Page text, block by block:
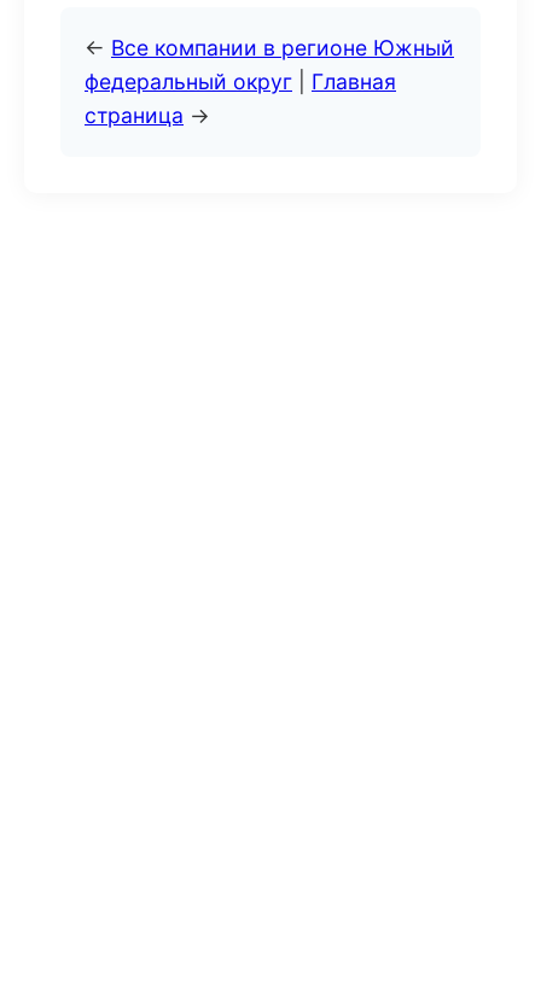
← Все компании в регионе Южный
федеральный округ
Главная
страница →